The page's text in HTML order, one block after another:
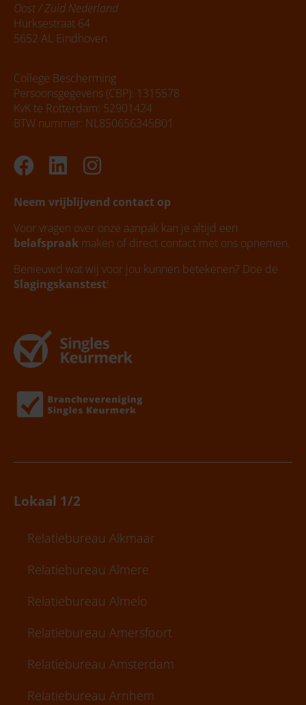
Oost / Zuid Nederland
Hurksestraat 64
5652 AL Eindhoven
College Bescherming
Persoonsgegevens (CBP): 1315578
KvK te Rotterdam: 52901424
BTW nummer: NL850656345B01
Facebook
LinkedinInstagram
Neem vrijblijvend contact op
Voor vragen over onze aanpak kan je altijd een
belafspraak maken of direct contact met ons opnemen.
Benieuwd wat wij voor jou kunnen betekenen? Doe de
Slagingskanstest!
Lokaal 1/2
Relatiebureau Alkmaar
Relatiebureau Almere
Relatiebureau Almelo
Relatiebureau Amersfoort
Relatiebureau Amsterdam
Relatiebureau Arnhem